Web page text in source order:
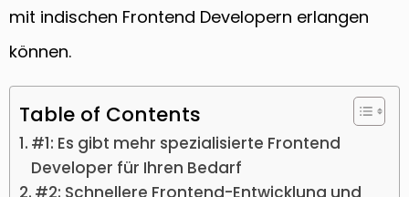
mit indischen Frontend Developern erlangen
können.
Table of Contents
#1: Es gibt mehr spezialisierte Frontend
Developer für Ihren Bedarf